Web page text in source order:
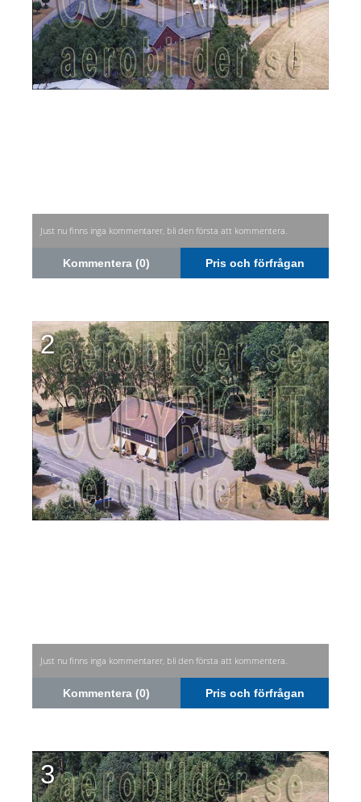
Just nu finns inga kommentarer, bli den första att kommentera.
Kommentera (0) Pris och förfrågan
2
Just nu finns inga kommentarer, bli den första att kommentera.
Kommentera (0) Pris och förfrågan
3